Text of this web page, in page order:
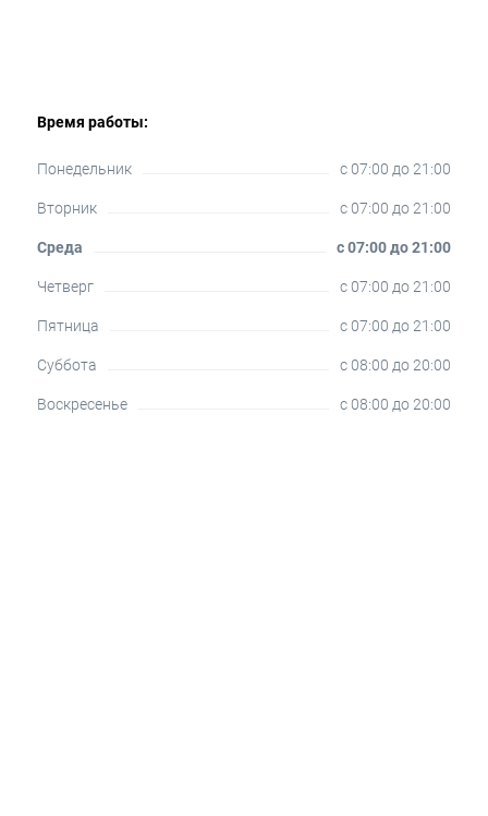
Время работы:
Понедельник c 07:00 до 21:00
Вторник c 07:00 до 21:00
Среда c 07:00 до 21:00
Четверг c 07:00 до 21:00
Пятница c 07:00 до 21:00
Суббота c 08:00 до 20:00
Воскресенье c 08:00 до 20:00